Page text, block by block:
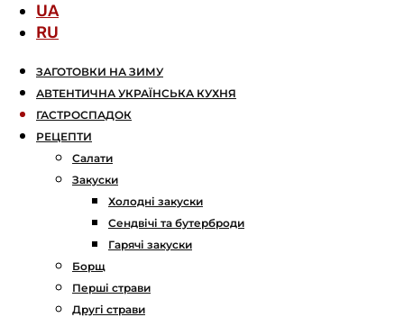
UA
RU
ЗАГОТОВКИ НА ЗИМУ
АВТЕНТИЧНА УКРАЇНСЬКА КУХНЯ
ГАСТРОСПАДОК
РЕЦЕПТИ
Салати
Закуски
Холодні закуски
Сендвічі та бутерброди
Гарячі закуски
Борщ
Перші страви
Другі страви